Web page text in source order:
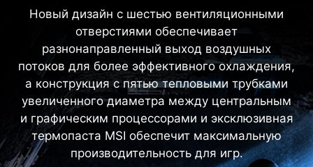
Новый дизайн с шестью вентиляционными
отверстиями обеспечивает
разнонаправленный выход воздушных
потоков для более эффективного охлаждения,
а конструкция с пятью тепловыми трубками
увеличенного диаметра между центральным
и графическим процессорами и эксклюзивная
термопаста MSI обеспечит максимальную
производительность для игр.